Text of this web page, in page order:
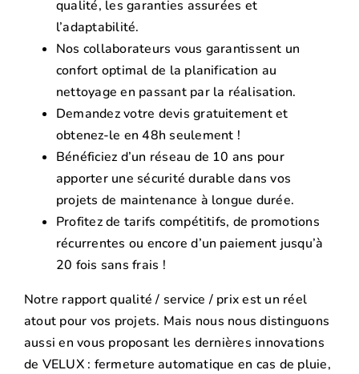
qualité, les garanties assurées et
l’adaptabilité.
Nos collaborateurs vous garantissent un
confort optimal de la planification au
nettoyage en passant par la réalisation.
Demandez votre devis gratuitement et
obtenez-le en 48h seulement !
Bénéficiez d’un réseau de 10 ans pour
apporter une sécurité durable dans vos
projets de maintenance à longue durée.
Profitez de tarifs compétitifs, de promotions
récurrentes ou encore d’un paiement jusqu’à
20 fois sans frais !
Notre rapport qualité / service / prix est un réel
atout pour vos projets. Mais nous nous distinguons
aussi en vous proposant les dernières innovations
de VELUX : fermeture automatique en cas de pluie,